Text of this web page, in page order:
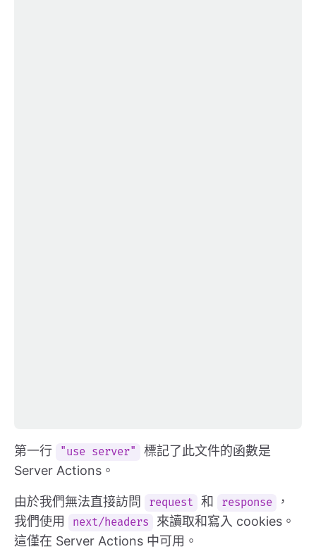
第一行 "use server"
標記了此文件的函數是
Server Actions。
由於我們無法直接訪問 request 和 response
，
我們使用
next/headers
來讀取和寫入 cookies。
這僅在 Server Actions 中可用。